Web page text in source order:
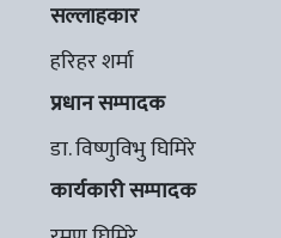
सल्लाहकार
हरिहर शर्मा
प्रधान सम्पादक
डा. विष्णुविभु घिमिरे
कार्यकारी सम्पादक